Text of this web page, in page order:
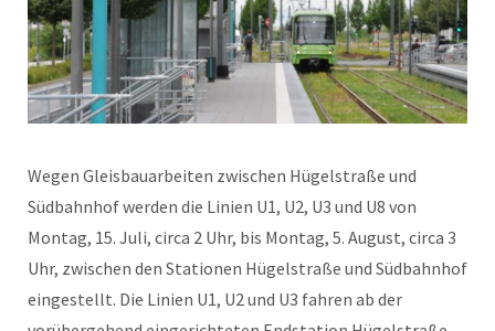
Wegen Gleisbauarbeiten zwischen Hügelstraße und
Südbahnhof werden die Linien U1, U2, U3 und U8 von
Montag, 15. Juli, circa 2 Uhr, bis Montag, 5. August, circa 3
Uhr, zwischen den Stationen Hügelstraße und Südbahnhof
eingestellt. Die Linien U1, U2 und U3 fahren ab der